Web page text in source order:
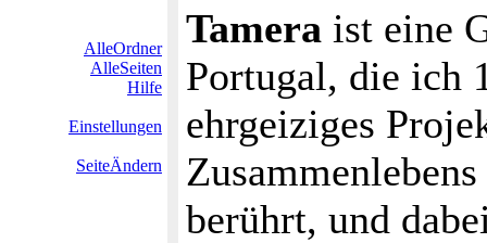
AlleOrdner
AlleSeiten
Hilfe
Einstellungen
SeiteÄndern
Tamera ist eine
Portugal, die ich
ehrgeiziges
berührt, und